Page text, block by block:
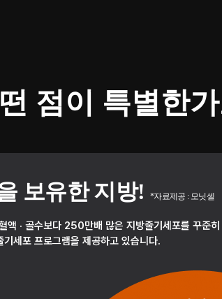
점이 특별한
보유한 지방! *자료제공 : 모닛셀
· 골수보다 250만배 많은 지방줄기세포를 꾸준히
세포 프로그램을 제공하고 있습니다.